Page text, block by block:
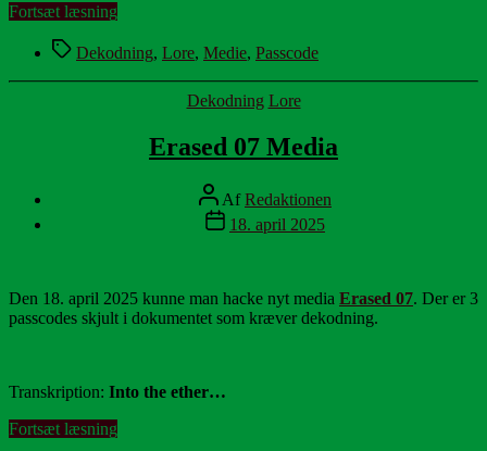
Fortsæt læsning
Media”
TagsDekodning, Lore, Medie, Passcode
Kategorier
Dekodning Lore
Erased 07 Media
Indlægsforfatter
AfRedaktionen
Indlægsdato
18. april 2025
Den 18. april 2025 kunne man hacke nyt media Erased 07. Der er 3
passcodes skjult i dokumentet som kræver dekodning.
Transkription: Into the ether…
Fortsæt læsning